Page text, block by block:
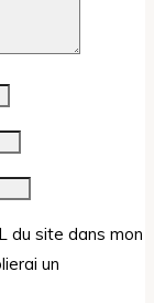
du site dans mon
un